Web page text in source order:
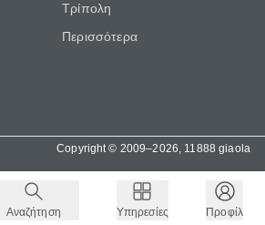
Τρίπολη
Περισσότερα
Copyright © 2009–2026, 11888 giaola
Αναζήτηση Υπηρεσίες Προφίλ